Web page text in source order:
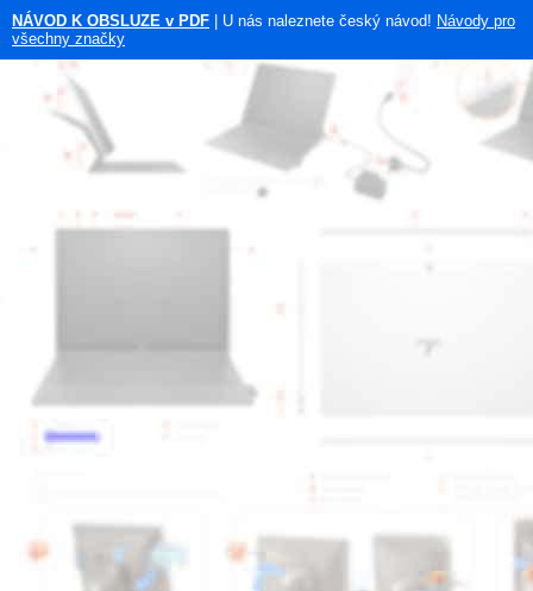
NÁVOD K OBSLUZE v PDF | U nás naleznete český návod! Návody pro
všechny značky